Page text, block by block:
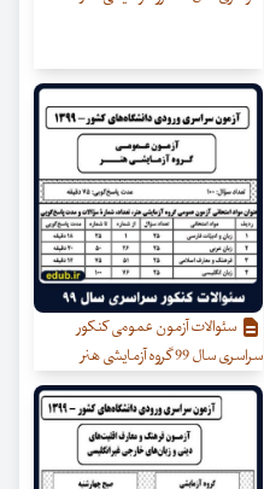
سئوالات آزمون عمومی کنکور
سراسری سال 99 گروه آزمایشی هنر